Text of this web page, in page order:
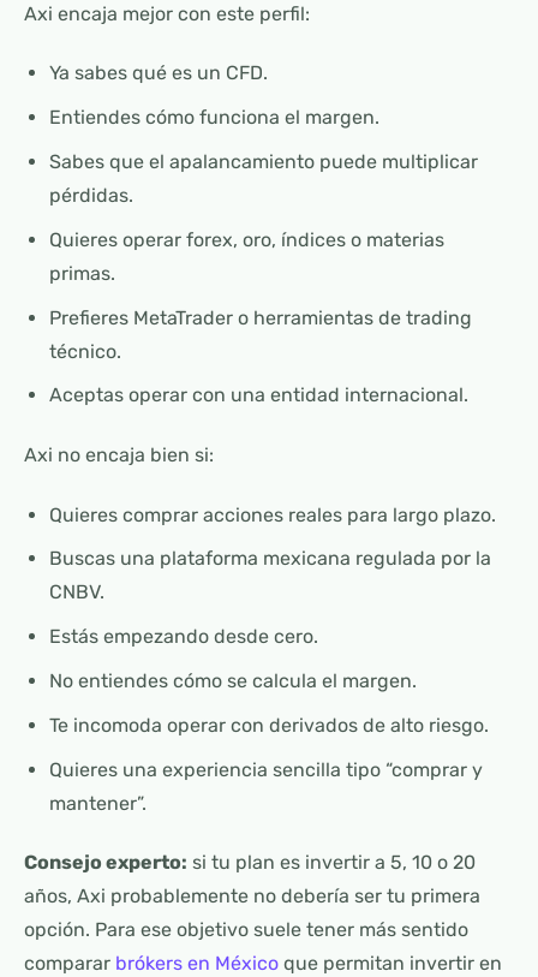
Axi encaja mejor con este perfil:
Ya sabes qué es un CFD.
Entiendes cómo funciona el margen.
Sabes que el apalancamiento puede multiplicar
pérdidas.
Quieres operar forex, oro, índices o materias
primas.
Prefieres MetaTrader o herramientas de trading
técnico.
Aceptas operar con una entidad internacional.
Axi no encaja bien si:
Quieres comprar acciones reales para largo plazo.
Buscas una plataforma mexicana regulada por la
CNBV.
Estás empezando desde cero.
No entiendes cómo se calcula el margen.
Te incomoda operar con derivados de alto riesgo.
Quieres una experiencia sencilla tipo “comprar y
mantener”.
Consejo experto: si tu plan es invertir a 5, 10 o 20
años, Axi probablemente no debería ser tu primera
opción. Para ese objetivo suele tener más sentido
comparar brókers en México que permitan invertir en